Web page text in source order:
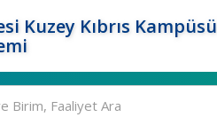
Kuzey Kıbrıs Kampüsü